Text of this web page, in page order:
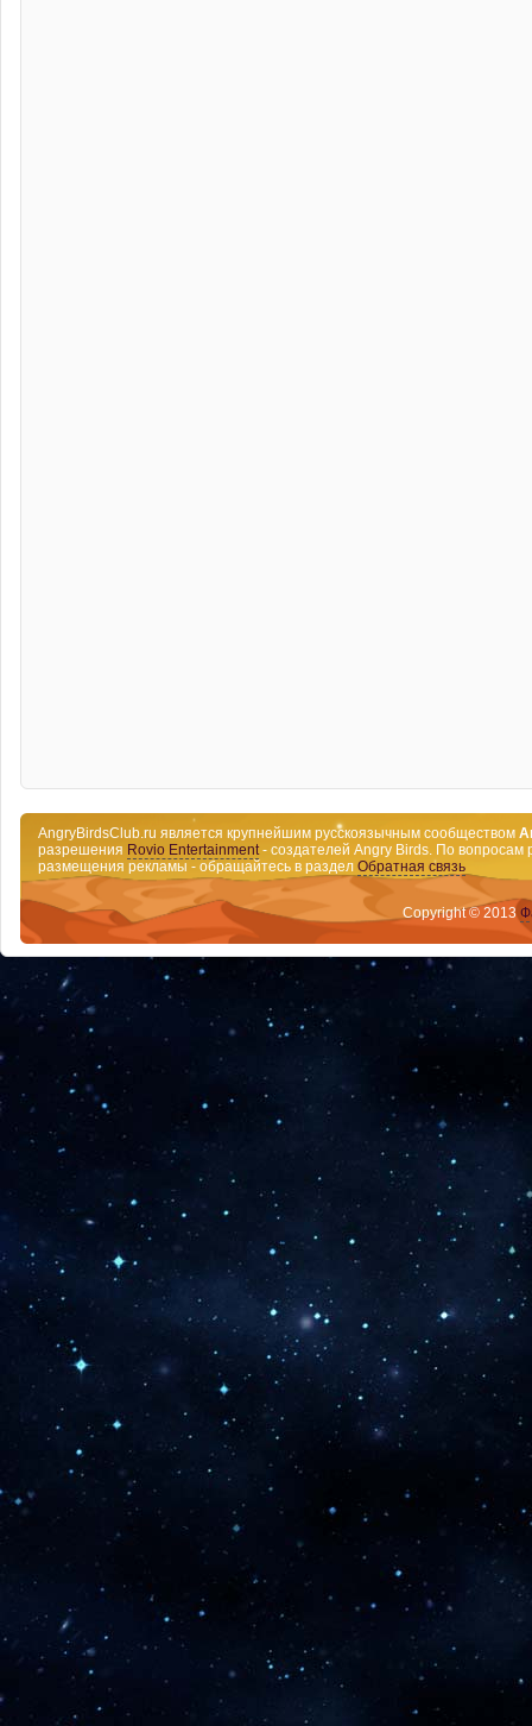
AngryBirdsClub.ru является крупнейшим русскоязычным сообществом
разрешения Rovio Entertainment- создателей Angry Birds. По вопросам
размещения рекламы - обращайтесь в раздел Обратная связь
Copyright © 2013